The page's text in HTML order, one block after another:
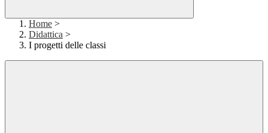
Home >
Didattica >
I progetti delle classi